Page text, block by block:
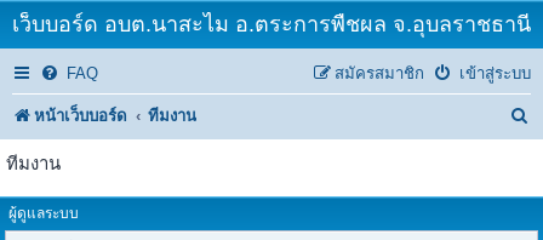
เว็บบอร์ด อบต.นาสะไม อ.ตระการพืชผล จ.อุบลราชธานี
FAQ เข้าสู่ระบบ
สมัครสมาชิก
หน้าเว็บบอร์ด ทีมงาน
ทีมงาน
ผู้ดูแลระบบ